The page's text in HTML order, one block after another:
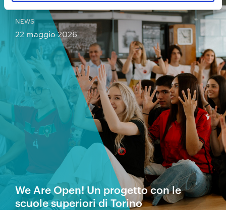
NEWS
22 maggio 2026
We Are Open! Un progetto con le
scuole superiori di Torino